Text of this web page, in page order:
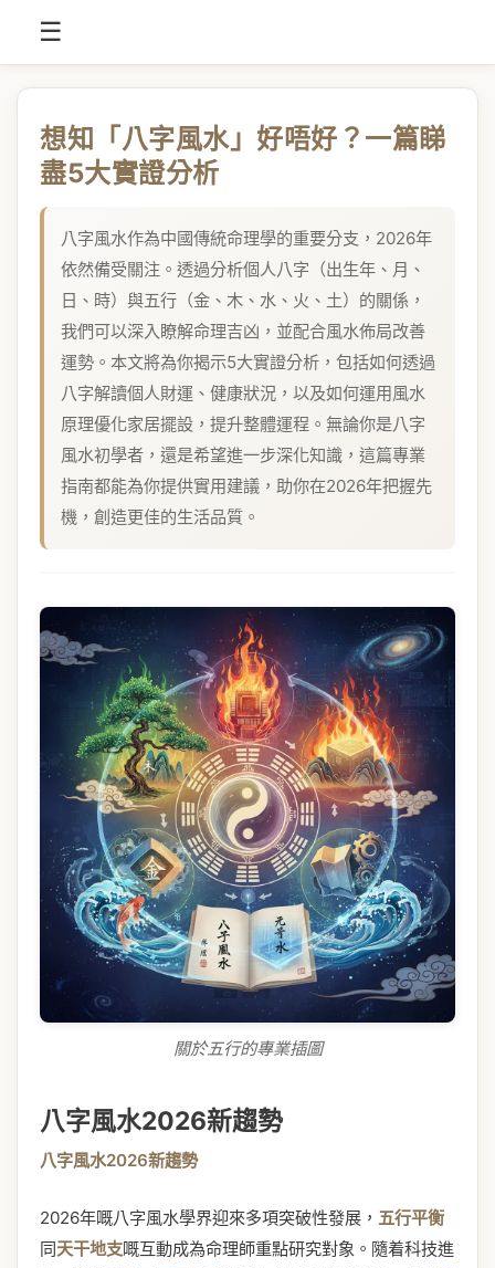
☰
想知「八字風水」好唔好？一篇睇
盡5大實證分析
八字風水作為中國傳統命理學的重要分支，2026年
依然備受關注。透過分析個人八字（出生年、月、
日、時）與五行（金、木、水、火、土）的關係，
我們可以深入瞭解命理吉凶，並配合風水佈局改善
運勢。本文將為你揭示5大實證分析，包括如何透過
八字解讀個人財運、健康狀況，以及如何運用風水
原理優化家居擺設，提升整體運程。無論你是八字
風水初學者，還是希望進一步深化知識，這篇專業
指南都能為你提供實用建議，助你在2026年把握先
機，創造更佳的生活品質。
關於五行的專業插圖
八字風水2026新趨勢
八字風水2026新趨勢
2026年嘅八字風水學界迎來多項突破性發展， 五行平衡
同天干地支嘅互動成為命理師重點研究對象。隨着科技進